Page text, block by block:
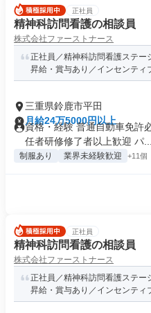
正社員
精神科訪問看護の相談員
株式会社ファーストナース
正社員／精神科訪問看護ステー
昇給・賞与あり／インセンティ
三重県鈴鹿市平田
月給24万5000円以上
資格・経験 普通自動車免許
任者研修修了者以上歓迎 パ...
制服あり 業界未経験歓迎 +11個
正社員
精神科訪問看護の相談員
株式会社ファーストナース
正社員／精神科訪問看護ステー
昇給・賞与あり／インセンティ